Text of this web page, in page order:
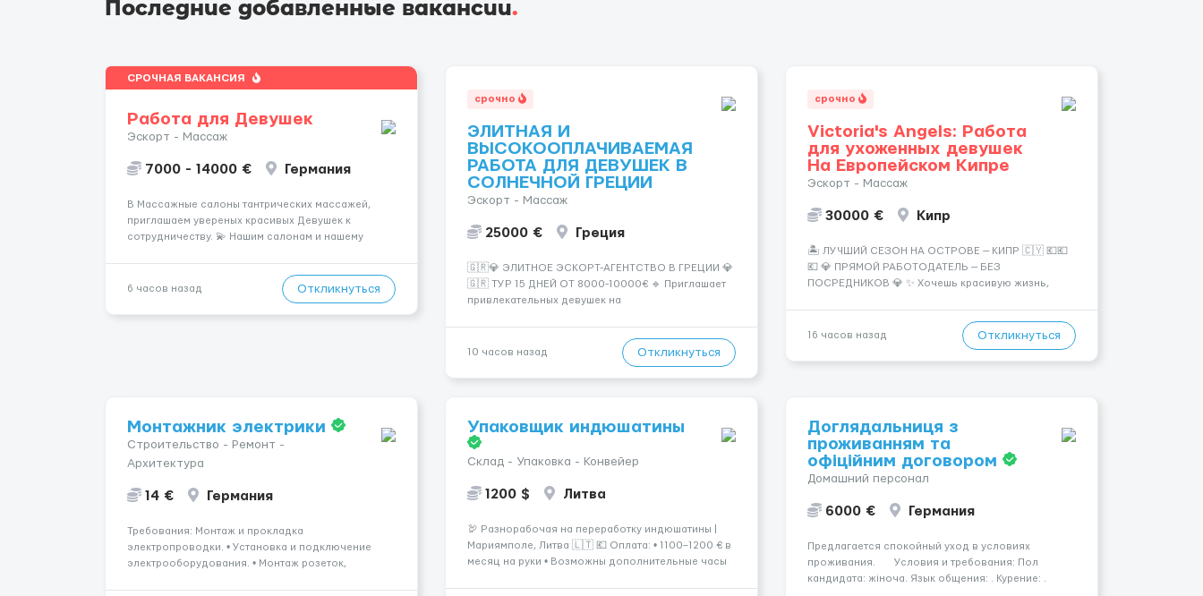
Последние добавленные вакансии.
СРОЧНАЯ ВАКАНСИЯ
Работа для Девушек
Эскорт - Массаж
7000 - 14000 € Германия
В Массажные салоны тантрических массажей,
приглашаем увереных красивых Девушек к
сотрудничеству. 💫 Нашим салонам и нашему
заработная плата 💚Мы гарантируем Наличие
6 часов назад Откликнуться
срочно
ЭЛИТНАЯ И
ВЫСОКООПЛАЧИВАЕМАЯ
РАБОТА ДЛЯ ДЕВУШЕК В
СОЛНЕЧНОЙ ГРЕЦИИ
Эскорт - Массаж
25000 € Греция
🇬🇷💎 ЭЛИТНОЕ ЭСКОРТ-АГЕНТСТВО В ГРЕЦИИ 💎
🇬🇷 ТУР 15 ДНЕЙ ОТ 8000-10000€ 🔹 Приглашает
привлекательных девушек на
хорошие деньги 💶 — это предложение для тебя! 🔹
10 часов назад Откликнуться
срочно
Victoria's Angels: Работа
для ухоженных девушек
На Европейском Кипре
Эскорт - Массаж
30000 € Кипр
🏝️ ЛУЧШИЙ СЕЗОН НА ОСТРОВЕ — КИПР 🇨🇾 💶💶
💶 💎 ПРЯМОЙ РАБОТОДАТЕЛЬ — БЕЗ
ПОСРЕДНИКОВ 💎 ✨ Хочешь красивую жизнь,
— Опытная команда с годами практики —
Стабильный поток клиентов (без ...
16 часов назад Откликнуться
Монтажник электрики
Строительство - Ремонт -
Архитектура
14 € Германия
Требования: Монтаж и прокладка
электропроводки. • Установка и подключение
электрооборудования. • Монтаж розеток,
Упаковщик индюшатины
Склад - Упаковка - Конвейер
1200 $ Литва
🦃 Разнорабочая на переработку индюшатины |
Мариямполе, Литва 🇱🇹 💶 Оплата: • 1100–1200 € в
месяц на руки • Возможны дополнительные часы
Доглядальниця з
проживанням та
офіційним договором
Домашний персонал
6000 € Германия
Предлагается спокойный уход в условиях
проживания. Условия и требования: Пол
кандидата: жіноча. Язык общения: . Курение: .